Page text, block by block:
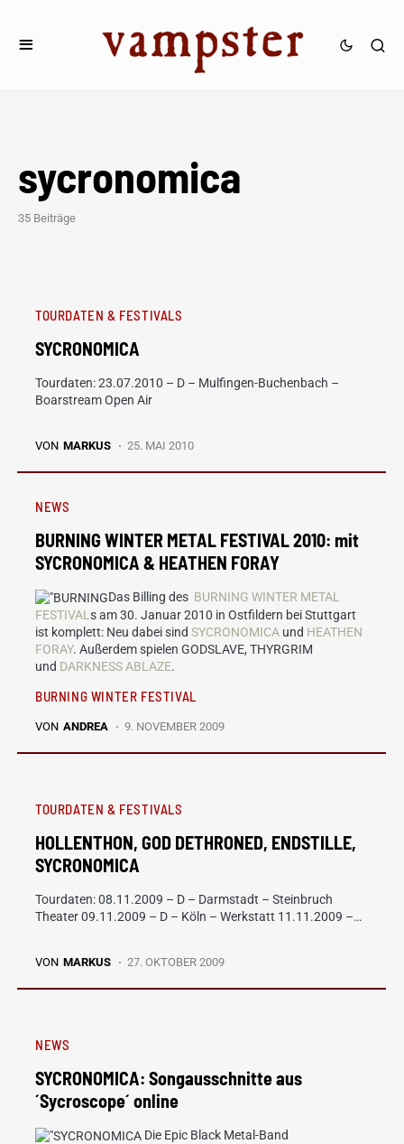
sycronomica
35 Beiträge
TOURDATEN & FESTIVALS
SYCRONOMICA
Tourdaten: 23.07.2010 – D – Mulfingen-Buchenbach –
Boarstream Open Air
VON MARKUS 25. MAI 2010
NEWS
BURNING WINTER METAL FESTIVAL 2010: mit
SYCRONOMICA & HEATHEN FORAY
Das Billing des BURNING WINTER METAL
FESTIVAL s am 30. Januar 2010 in Ostfildern bei Stuttgart
ist komplett: Neu dabei sind SYCRONOMICA und HEATHEN
FORAY. Außerdem spielen GODSLAVE, THYRGRIM
und DARKNESS ABLAZE.
BURNING WINTER FESTIVAL
VON ANDREA 9. NOVEMBER 2009
TOURDATEN & FESTIVALS
HOLLENTHON, GOD DETHRONED, ENDSTILLE,
SYCRONOMICA
Tourdaten: 08.11.2009 – D – Darmstadt – Steinbruch
Theater 09.11.2009 – D – Köln – Werkstatt 11.11.2009 –…
VON MARKUS 27. OKTOBER 2009
NEWS
SYCRONOMICA: Songausschnitte aus
´Sycroscope´ online
Die Epic Black Metal-Band